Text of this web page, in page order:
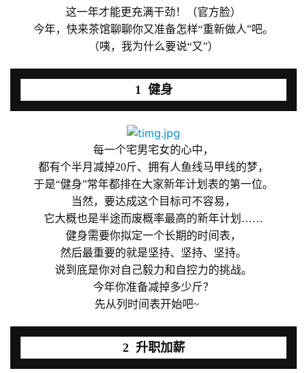
游
这一年才能更充满干劲！（官方脸）
今年，快来茶馆聊聊你又准备怎样“重新做人”吧。
（咦，我为什么要说“又”）
1 健身
每一个宅男宅女的心中，
都有个半月减掉20斤、拥有人鱼线马甲线的梦，
于是“健身”常年都排在大家新年计划表的第一位。
当然，要达成这个目标可不容易，
它大概也是半途而废概率最高的新年计划……
健身需要你拟定一个长期的时间表，
然后最重要的就是坚持、坚持、坚持。
说到底是你对自己毅力和自控力的挑战。
今年你准备减掉多少斤？
先从列时间表开始吧~
2 升职加薪